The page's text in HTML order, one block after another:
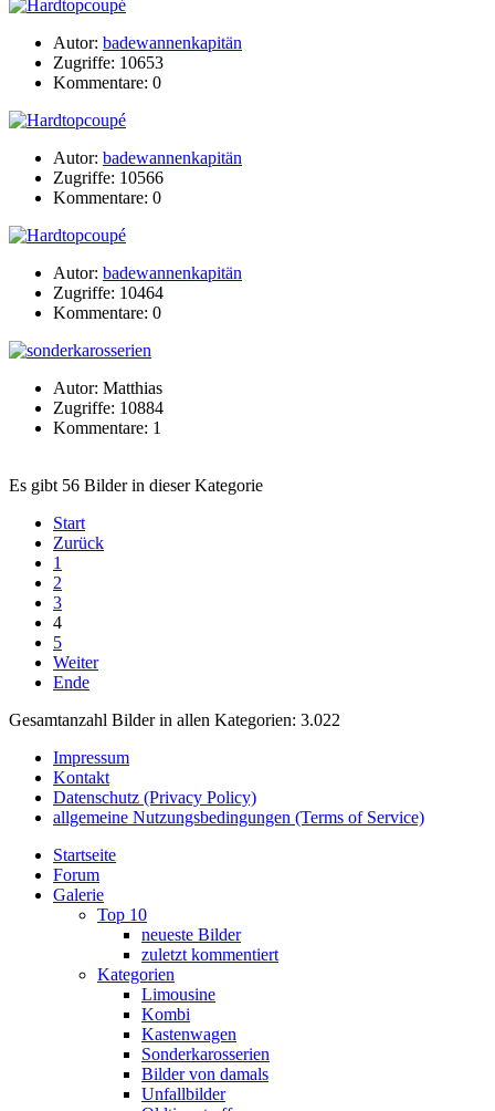
Autor: badewannenkapitän
Zugriffe: 10653
Kommentare: 0
Autor: badewannenkapitän
Zugriffe: 10566
Kommentare: 0
Autor: badewannenkapitän
Zugriffe: 10464
Kommentare: 0
Autor: Matthias
Zugriffe: 10884
Kommentare: 1
Es gibt 56 Bilder in dieser Kategorie
Start
Zurück
1
2
3
4
5
Weiter
Ende
Gesamtanzahl Bilder in allen Kategorien: 3.022
Impressum
Kontakt
Datenschutz (Privacy Policy)
allgemeine Nutzungsbedingungen (Terms of Service)
Startseite
Forum
Galerie
Top 10
neueste Bilder
zuletzt kommentiert
Kategorien
Limousine
Kombi
Kastenwagen
Sonderkarosserien
Bilder von damals
Unfallbilder